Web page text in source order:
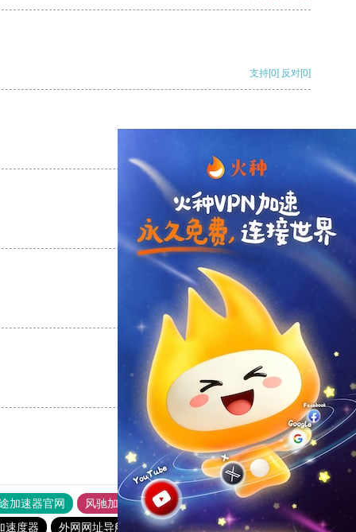
支持[0] 反对[0]
支持[0] 反对[0]
支持[0] 反对
支持[0] 反对[0]
加速器官网 风驰加速器
旋风加速器
速度器
外网网址导航 软件中心 雷霆加速 狂飙加速器